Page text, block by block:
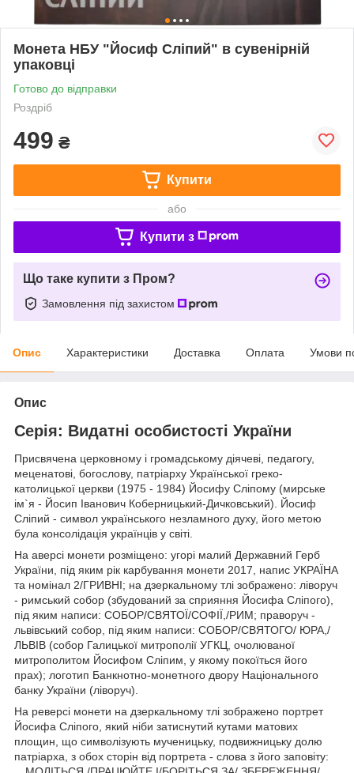
Монета НБУ "Йосиф Сліпий" в сувенірній
упаковці
Готово до відправки
Роздріб
499 ₴
Купити
або
Купити з
Що таке купити з Пром?
Замовлення під захистом
Опис Характеристики Доставка Оплата Умови
Опис
Серія: Видатні особистості України
Присвячена церковному і громадському діячеві, педагогу,
меценатові, богослову, патріарху Української греко-
католицької церкви (1975 - 1984) Йосифу Сліпому (мирське
ім`я - Йосип Іванович Коберницький-Дичковський). Йосиф
Сліпий - символ українського незламного духу, його метою
була консолідація українців у світі.
На аверсі монети розміщено: угорі малий Державний Герб
України, під яким рік карбування монети 2017, напис УКРАЇНА
та номінал 2/ГРИВНІ; на дзеркальному тлі зображено: ліворуч
- римський собор (збудований за сприяння Йосифа Сліпого),
під яким написи: СОБОР/СВЯТОЇ/СОФІЇ,/РИМ; праворуч -
львівський собор, під яким написи: СОБОР/СВЯТОГО/ ЮРА,/
ЛЬВІВ (собор Галицької митрополії УГКЦ, очолюваної
митрополитом Йосифом Сліпим, у якому покоїться його
прах); логотип Банкнотно-монетного двору Національного
банку України (ліворуч).
На реверсі монети на дзеркальному тлі зображено портрет
Йосифа Сліпого, який ніби затиснутий кутами матових
площин, що символізують мученицьку, подвижницьку долю
патріарха, з обох сторін від портрета - слова з його заповіту: